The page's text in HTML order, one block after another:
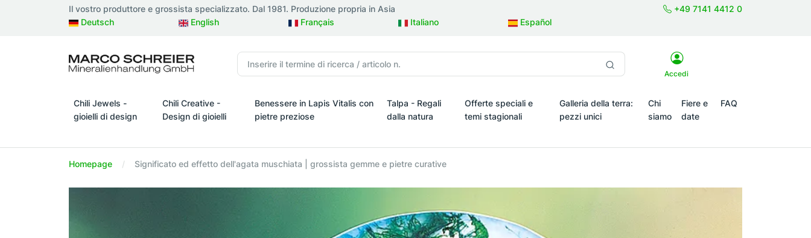
Il vostro produttore e grossista specializzato. Dal 1981. Produzione propria in Asia
+49 7141 4412 0
Deutsch
English Français Italiano Español
Accedi
Chili Jewels -
gioielli di design
Chili Creative -
Design di gioielli
Benessere in Lapis Vitalis con
pietre preziose
Talpa - Regali
dalla natura
Offerte speciali e
temi stagionali
Galleria della terra:
pezzi unici
Chi
siamo
Fiere e
date
FAQ
Homepage Significato ed effetto dell'agata muschiata | grossista gemme e pietre curative